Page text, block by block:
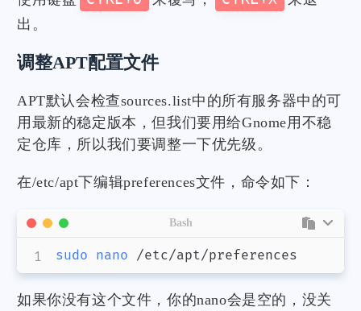
出。
调整APT配置文件
APT默认会检查sources.list中的所有服务器中的可
用最新的稳定版本，但我们要用给Gnome用不稳
定仓库，所以我们要调整一下优先级。
在/etc/apt下编辑preferences文件，命令如下：
sudo nano /etc/apt/preferences
Bash
如果你没有这个文件，你的nano会是空的，没关